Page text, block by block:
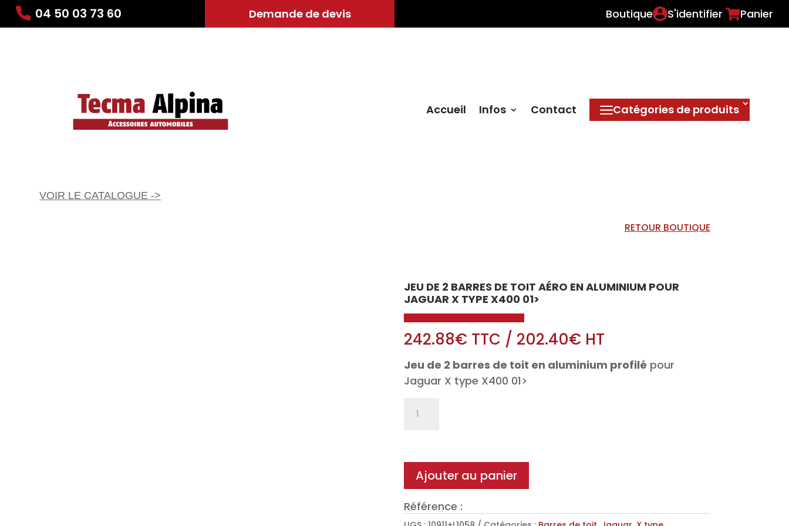
04 50 03 73 60 Demande de devis Boutique S'identifier Panier
Accueil Infos Contact Catégories de produits
VOIR LE CATALOGUE ->
RETOUR BOUTIQUE
JEU DE 2 BARRES DE TOIT AÉRO EN ALUMINIUM POUR
JAGUAR X TYPE X400 01>
242.88€ TTC / 202.40€ HT
Jeu de 2 barres de toit en aluminium profilé pour
Jaguar X type X400 01>
barres
de
toit
Ajouter au panier
Référence :